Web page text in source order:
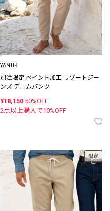
YANUK
別注限定 ペイント加工 リゾートジー
ンズ デニムパンツ
¥18,150 50%OFF
2点以上購入で10%OFF
限定